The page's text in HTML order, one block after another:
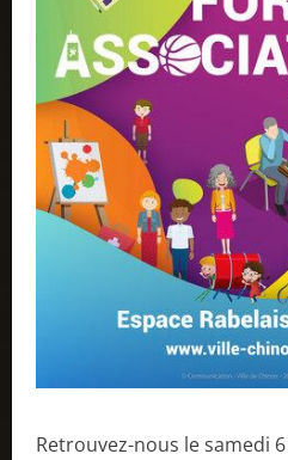
Retrouvez-nous le samedi